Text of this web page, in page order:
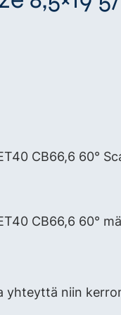
CB66,6 60°
CB66,6 60°
yhteyttä niin